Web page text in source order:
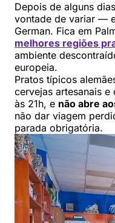
Depois de alguns
vontade de variar —
German. Fica em
melhores regiões
ambiente
europeia.
Pratos típicos
cervejas artesanais e
às 21h, e não abre
não dar viagem
parada obrigatória.